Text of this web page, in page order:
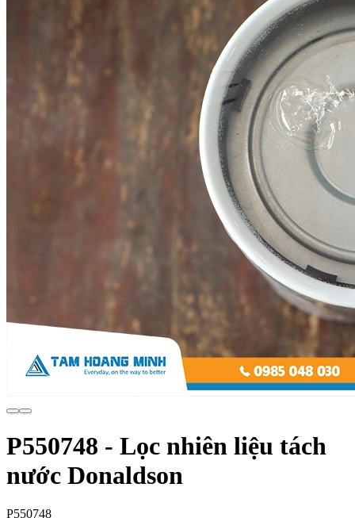
P550748 - Lọc nhiên liệu tách
nước Donaldson
P550748